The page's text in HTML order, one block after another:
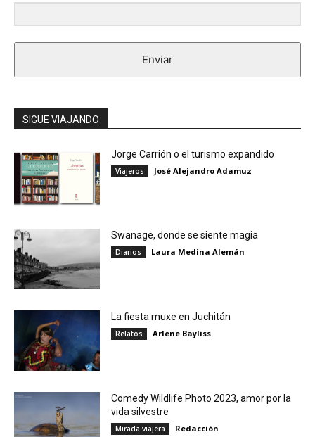
Enviar
SIGUE VIAJANDO
Jorge Carrión o el turismo expandido
Viajeros José Alejandro Adamuz
Swanage, donde se siente magia
Diarios Laura Medina Alemán
La fiesta muxe en Juchitán
Relatos Arlene Bayliss
Comedy Wildlife Photo 2023, amor por la
vida silvestre
Mirada viajera Redacción